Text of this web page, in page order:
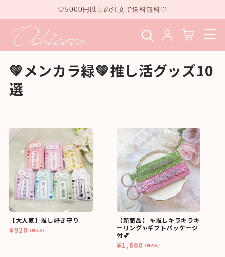
進む
♡5000円以上の注文で送料無料♡
💚メンカラ緑💚推し活グッズ10
選
【大人気】推し好き守り
¥920 (税込み)
【新商品】 ✨推しキラキラキ
ーリング✨ギフトパッケージ
付💕
¥1,860 (税込み)